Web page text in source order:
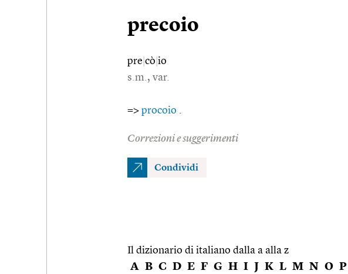
precoio
pre cò io
s.m., var.
=> procoio .
Correzioni e suggerimenti
Condividi
Il dizionario di italiano dalla a alla z
A B C D E F G H I J K L M N O P